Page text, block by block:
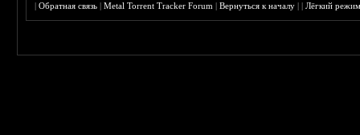
|Обратная связь |Metal Torrent Tracker Forum |Вернуться к началу ||Лёгкий